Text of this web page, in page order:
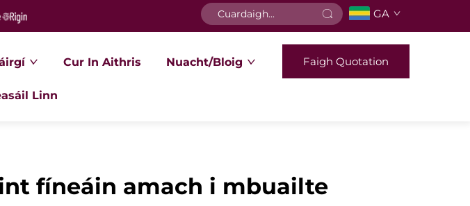
GA
Cur In Aithris Nuacht/Bloig
Linn
Faigh Quotation
fíneáin amach i mbuailte